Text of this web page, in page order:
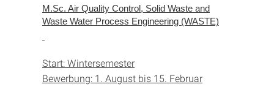
M.Sc. Air Quality Control, Solid Waste and
Waste Water Process Engineering (WASTE)
Start: Wintersemester
Bewerbung: 1. August bis 15. Februar